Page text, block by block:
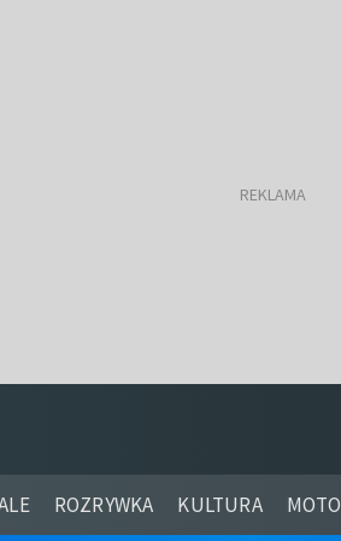
ROZRYWKA KULTURA MOTO